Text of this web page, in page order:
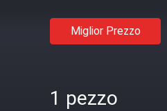
Miglior Prezzo
1 pezzo